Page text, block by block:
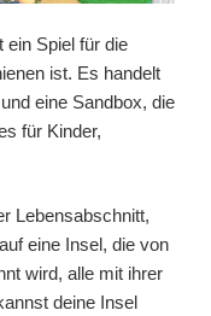
ein Spiel für die
ist. Es handelt
eine Sandbox, die
für Kinder,
Lebensabschnitt,
eine Insel, die von
wird, alle mit ihrer
deine Insel